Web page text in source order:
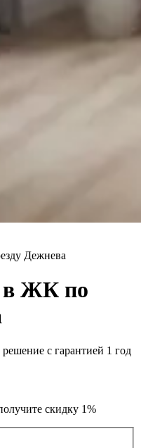
Дежнева
в ЖК по
с гарантией 1 год
скидку 1%